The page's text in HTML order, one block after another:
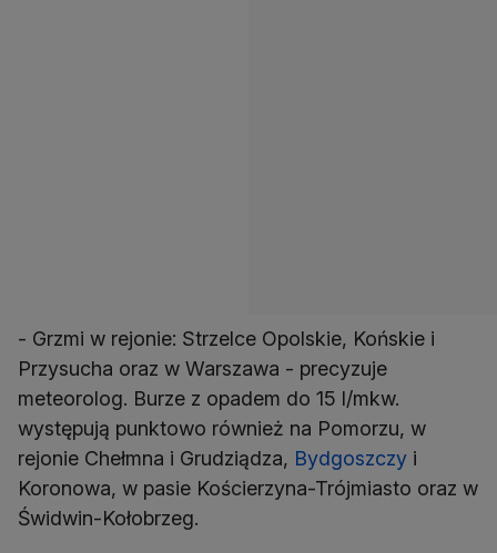
- Grzmi w rejonie: Strzelce Opolskie, Końskie i
Przysucha oraz w Warszawa - precyzuje
meteorolog. Burze z opadem do 15 l/mkw.
występują punktowo również na Pomorzu, w
rejonie Chełmna i Grudziądza, Bydgoszczy i
Koronowa, w pasie Kościerzyna-Trójmiasto oraz w
Świdwin-Kołobrzeg.